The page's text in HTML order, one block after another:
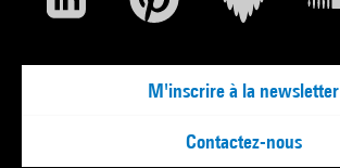
M'inscrire à la newsletter
Contactez-nous